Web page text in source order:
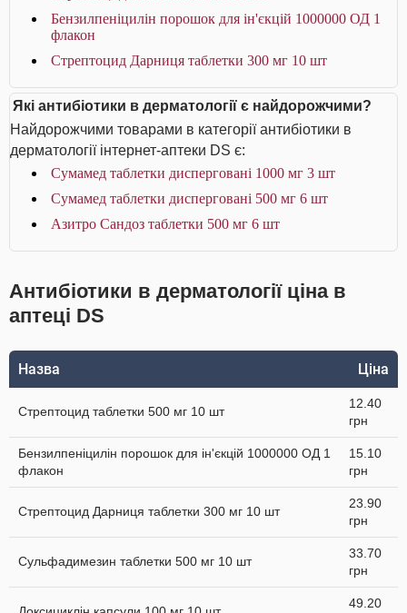
Бензилпеніцилін порошок для ін'єкцій 1000000 ОД 1
флакон
Стрептоцид Дарниця таблетки 300 мг 10 шт
Які антибіотики в дерматології є найдорожчими?
Найдорожчими товарами в категорії антибіотики в
дерматології інтернет-аптеки DS є:
Сумамед таблетки дисперговані 1000 мг 3 шт
Сумамед таблетки дисперговані 500 мг 6 шт
Азитро Сандоз таблетки 500 мг 6 шт
Антибіотики в дерматології ціна в
аптеці DS
Назва Ціна
Стрептоцид таблетки 500 мг 10 шт
12.40
грн
Бензилпеніцилін порошок для ін'єкцій 1000000 ОД 1
флакон
15.10
грн
Стрептоцид Дарниця таблетки 300 мг 10 шт
23.90
грн
Сульфадимезин таблетки 500 мг 10 шт
33.70
грн
49.20